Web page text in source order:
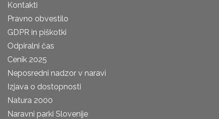
Kontakti
Pravno obvestilo
GDPR in piškotki
Odpiralni čas
Cenik 2025
Neposredni nadzor v naravi
Izjava o dostopnosti
Natura 2000
Naravni parki Slovenije